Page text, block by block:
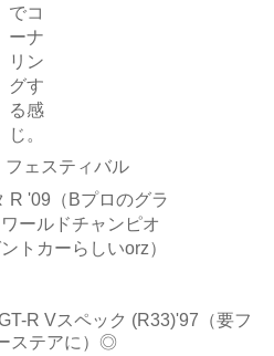
でコ
ーナ
リン
グす
る感
じ。
フェスティバル
R '09（Bプロのグラ
ールドチャンピオ
トカーらしいorz）
R Vスペック (R33)'97（要フ
ステアに）◎